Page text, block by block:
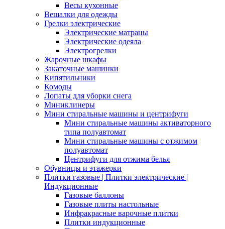
Весы кухонные
Вешалки для одежды
Грелки электрические
Электрические матрацы
Электрические одеяла
Электрогрелки
Жарочные шкафы
Закаточные машинки
Кипятильники
Комоды
Лопаты для уборки снега
Миниклинеры
Мини стиральные машины и центрифуги
Мини стиральные машины активаторного
типа полуавтомат
Мини стиральные машины с отжимом
полуавтомат
Центрифуги для отжима белья
Обувницы и этажерки
Плитки газовые | Плитки электрические |
Индукционные
Газовые баллоны
Газовые плиты настольные
Инфракрасные варочные плитки
Плитки индукционные